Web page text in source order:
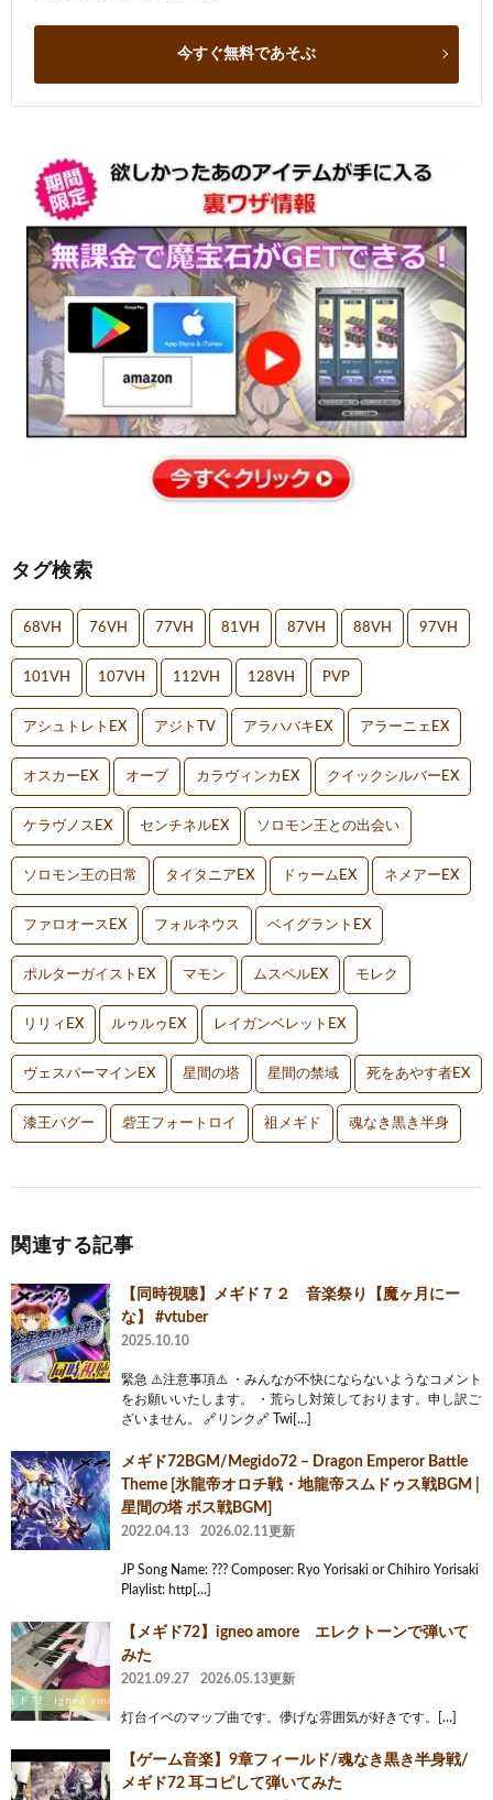
今すぐ無料であそぶ
タグ検索
68VH 76VH 77VH 81VH 87VH 88VH 97VH
101VH 107VH 112VH 128VH PVP
アシュトレトEX アジトTV アラハバキEX アラーニェEX
オスカーEX オーブ カラヴィンカEX クイックシルバーEX
ケラヴノスEX センチネルEX ソロモン王との出会い
ソロモン王の日常 タイタニアEX ドゥームEX ネメアーEX
ファロオースEX フォルネウス ベイグラントEX
ポルターガイストEX マモン ムスペルEX モレク
リリィEX ルゥルゥEX レイガンベレットEX
ヴェスパーマインEX 星間の塔 星間の禁域 死をあやす者EX
漆王バグー 砦王フォートロイ 祖メギド 魂なき黒き半身
関連する記事
【同時視聴】メギド７２ 音楽祭り【魔ヶ月にー
な】 #vtuber
2025.10.10
緊急 ⚠️注意事項⚠️ ・みんなが不快にならないようなコメント
をお願いいたします。 ・荒らし対策しております。申し訳ご
ざいません。 🔗リンク🔗 Twi[…]
メギド72BGM/Megido72 – Dragon Emperor Battle
Theme [氷龍帝オロチ戦・地龍帝スムドゥス戦BGM |
星間の塔 ボス戦BGM]
2022.04.13 2026.02.11更新
JP Song Name: ??? Composer: Ryo Yorisaki or Chihiro Yorisaki
Playlist: http[…]
【メギド72】igneo amore エレクトーンで弾いて
みた
2021.09.27 2026.05.13更新
灯台イベのマップ曲です。儚げな雰囲気が好きです。[…]
【ゲーム音楽】9章フィールド/魂なき黒き半身戦/
メギド72 耳コピして弾いてみた